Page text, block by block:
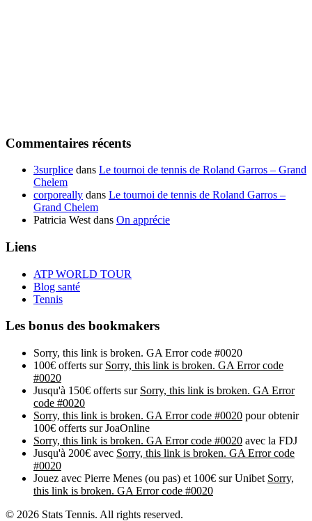
Commentaires récents
3surplice dans Le tournoi de tennis de Roland Garros – Grand
Chelem
corporeally dans Le tournoi de tennis de Roland Garros –
Grand Chelem
Patricia West dans On apprécie
Liens
ATP WORLD TOUR
Blog santé
Tennis
Les bonus des bookmakers
Sorry, this link is broken. GA Error code #0020
100€ offerts sur Sorry, this link is broken. GA Error code
#0020
Jusqu'à 150€ offerts sur Sorry, this link is broken. GA Error
code #0020
Sorry, this link is broken. GA Error code #0020 pour obtenir
100€ offerts sur JoaOnline
Sorry, this link is broken. GA Error code #0020 avec la FDJ
Jusqu'à 200€ avec Sorry, this link is broken. GA Error code
#0020
Jouez avec Pierre Menes (ou pas) et 100€ sur Unibet Sorry,
this link is broken. GA Error code #0020
© 2026 Stats Tennis. All rights reserved.